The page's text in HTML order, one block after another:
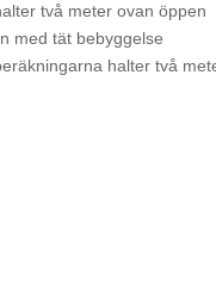
två meter ovan öppen
med tät bebyggelse
halter två